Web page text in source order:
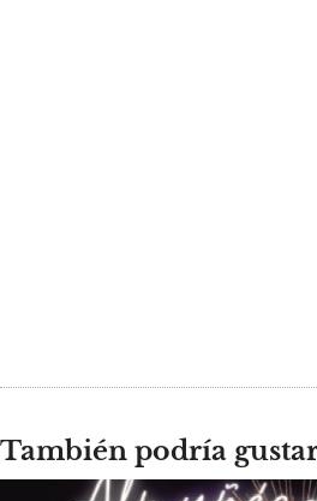
También podría